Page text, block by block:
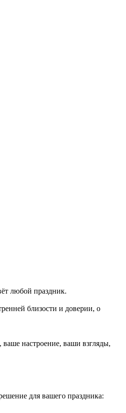
любой праздник.
близости и доверии, о
настроение, ваши взгляды,
для вашего праздника: